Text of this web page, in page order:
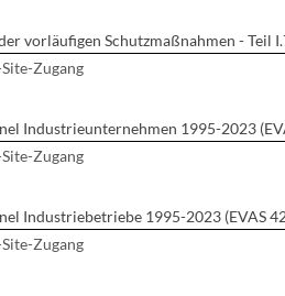
vorläufigen Schutzmaßnahmen - Teil
Zugang
Industrieunternehmen 1995-2023
Zugang
Industriebetriebe 1995-2023 (EVAS
Zugang